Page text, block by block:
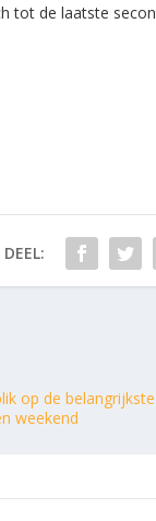
tot de laatste
DEEL:
op de belangrijkste
weekend